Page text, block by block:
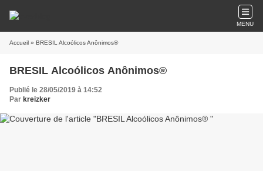
MENU
Accueil » BRESIL Alcoólicos Anônimos®
BRESIL Alcoólicos Anônimos®
Publié le 28/05/2019 à 14:52
Par kreizker